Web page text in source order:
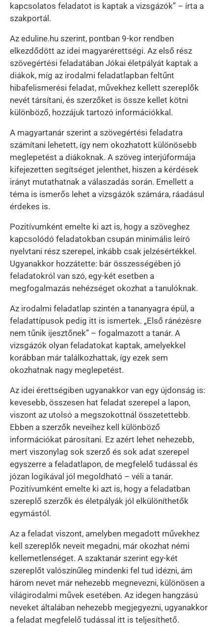
kapcsolatos feladatot is kaptak a vizsgázók” – írta a
szakportál.
Az eduline.hu szerint, pontban 9-kor rendben
elkezdődött az idei magyarérettségi. Az első rész
szövegértési feladatában Jókai életpályát kaptak a
diákok, míg az irodalmi feladatlapban feltűnt
hibafelismerési feladat, művekhez kellett szereplők
nevét társítani, és szerzőket is össze kellet kötni
különböző, hozzájuk tartozó információkkal.
A magyartanár szerint a szövegértési feladatra
számítani lehetett, így nem okozhatott különösebb
meglepetést a diákoknak. A szöveg interjúformája
kifejezetten segítséget jelenthet, hiszen a kérdések
irányt mutathatnak a válaszadás során. Emellett a
téma is ismerős lehet a vizsgázók számára, ráadásul
érdekes is.
Pozitívumként emelte ki azt is, hogy a szöveghez
kapcsolódó feladatokban csupán minimális leíró
nyelvtani rész szerepel, inkább csak jelzésértékkel.
Ugyanakkor hozzátette: bár összességében jó
feladatokról van szó, egy-két esetben a
megfogalmazás nehézséget okozhat a tanulóknak.
Az irodalmi feladatlap szintén a tananyagra épül, a
feladattípusok pedig itt is ismertek. „Első ránézésre
nem tűnik ijesztőnek” – fogalmazott a tanár. A
vizsgázók olyan feladatokat kaptak, amelyekkel
korábban már találkozhattak, így ezek sem
okozhatnak nagy meglepetést.
Az idei érettségiben ugyanakkor van egy újdonság is:
kevesebb, összesen hat feladat szerepel a lapon,
viszont az utolsó a megszokottnál összetettebb.
Ebben a szerzők neveihez kell különböző
információkat párosítani. Ez azért lehet nehezebb,
mert viszonylag sok szerző és sok adat szerepel
egyszerre a feladatlapon, de megfelelő tudással és
józan logikával jól megoldható – véli a tanár.
Pozitívumként emelte ki azt is, hogy a feladatban
szereplő szerzők és életpályák jól elkülöníthetők
egymástól.
Az a feladat viszont, amelyben megadott művekhez
kell szereplők neveit megadni, már okozhat némi
kellemetlenséget. A szaktanár szerint egy-két
szereplőt valószínűleg mindenki fel tud idézni, ám
három nevet már nehezebb megnevezni, különösen a
világirodalmi művek esetében. Az idegen hangzású
neveket általában nehezebb megjegyezni, ugyanakkor
a feladat megfelelő tudással itt is teljesíthető.